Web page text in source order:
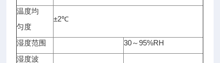
温度均
匀度
±2℃
湿度范围
30～95%RH
湿度波